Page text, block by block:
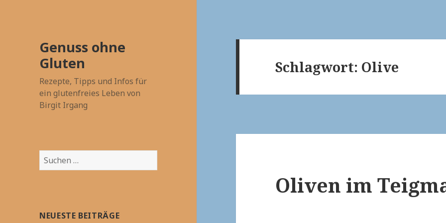
Genuss ohne
Gluten
Rezepte, Tipps und Infos für
ein glutenfreies Leben von
Birgit Irgang
Suchen
nach:
NEUESTE BEITRÄGE
Schlagwort: Olive
Oliven im